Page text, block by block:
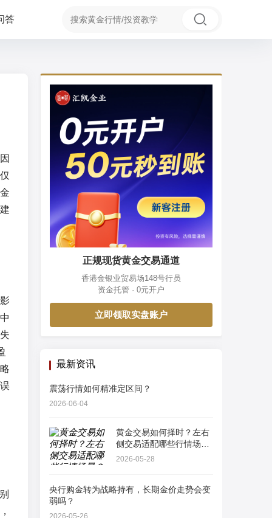
答
正规现货黄金交易通道
香港金银业贸易场148号行员
资金托管 · 0元开户
立即领取实盘账户
最新资讯
震荡行情如何精准定区间？
2026-06-04
黄金交易如何择时？左右
侧交易适配哪些行情场
景？
2026-05-28
央行购金转为战略持有，长期金价走势会变
弱吗？
2026-05-26